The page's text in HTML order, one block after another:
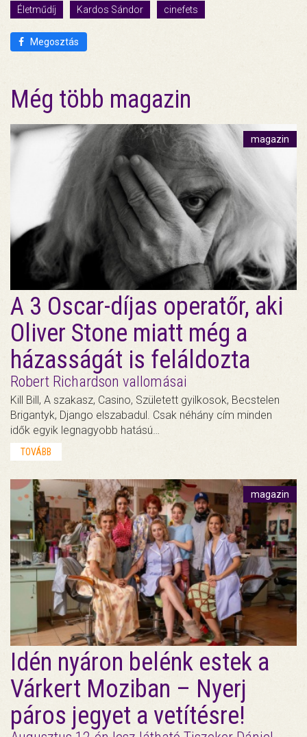
Életműdíj Kardos Sándor cinefets
Megosztás
Még több magazin
magazin
A 3 Oscar-díjas operatőr, aki
Oliver Stone miatt még a
házasságát is feláldozta
Robert Richardson vallomásai
Kill Bill, A szakasz, Casino, Született gyilkosok, Becstelen
Brigantyk, Django elszabadul. Csak néhány cím minden
idők egyik legnagyobb hatású…
TOVÁBB
magazin
Idén nyáron belénk estek a
Várkert Moziban – Nyerj
páros jegyet a vetítésre!